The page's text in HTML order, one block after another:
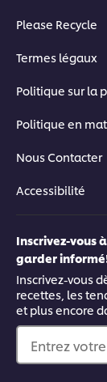
Please Recycle
Termes légaux
Politique sur la
Politique en
Nous Contacter
Accessibilité
Inscrivez-vous
garder
Inscrivez-vous
recettes, les
et plus encore
Entrez